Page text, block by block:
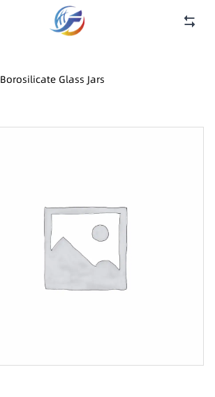
Borosilicate Glass Jars